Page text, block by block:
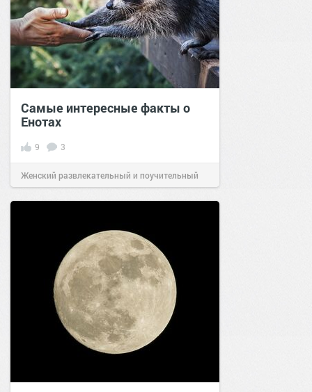
Самые интересные факты о
Енотах
9 3
Женский развлекательный и поучительный
сайт.00:0703 авг 2021